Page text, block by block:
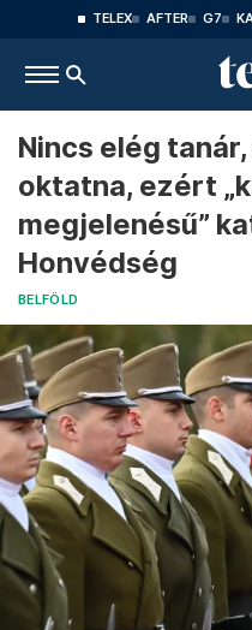
TELEX AFTER G7
Nincs elég
oktatna, ezért
megjelenésű”
Honvédség
BELFÖLD